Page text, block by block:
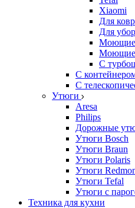
Xiaomi
Для
Для
Моющие
Моющие
С
С
С
Утюги
Aresa
Philips
Дорожные
Утюги Bosch
Утюги Braun
Утюги Polaris
Утюги
Утюги Tefal
Утюги с
Техника для кухни